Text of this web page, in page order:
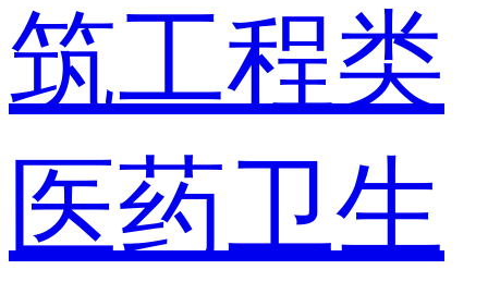
筑工程类
医药卫生